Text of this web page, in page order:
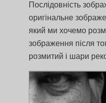
Послідовність
оригінальне
який ми хочемо
зображення після
розмитий і шари